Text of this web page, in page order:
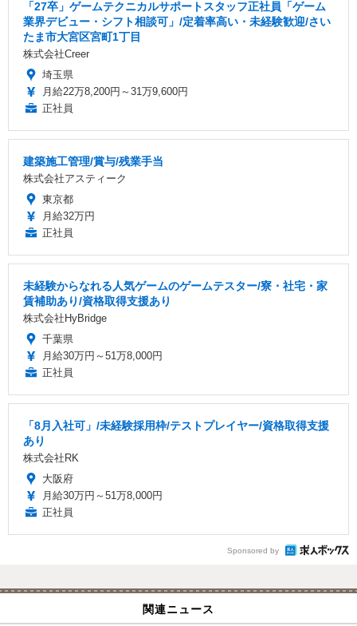
「27卒」ゲームテクニカルサポートスタッフ正社員「ゲーム
業界デビュー・シフト相談可」/定着率高い・未経験歓迎/さい
たま市大宮区宮町1丁目
株式会社Creer
埼玉県
月給22万8,200円～31万9,600円
正社員
建築施工管理/賞与/残業手当
株式会社アスティーク
東京都
月給32万円
正社員
未経験からなれる人気ゲームのゲームテスター/寮・社宅・家
賃補助あり/資格取得支援あり
株式会社HyBridge
千葉県
月給30万円～51万8,000円
正社員
「8月入社可」/未経験採用枠/テストプレイヤー/資格取得支援
あり
株式会社RK
大阪府
月給30万円～51万8,000円
正社員
Sponsored by
関連ニュース